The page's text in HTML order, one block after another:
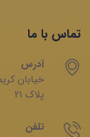
تماس با ما
آدرس
خیابان‌
پلاک 21
تلفن